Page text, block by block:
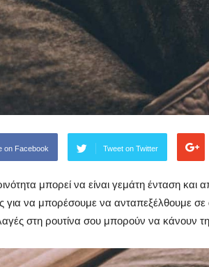
on Facebook Tweet on Twitter
μπορεί να είναι γεμάτη ένταση και
για να μπορέσουμε να ανταπεξέλθουμε
στη ρουτίνα σου μπορούν να κάνουν